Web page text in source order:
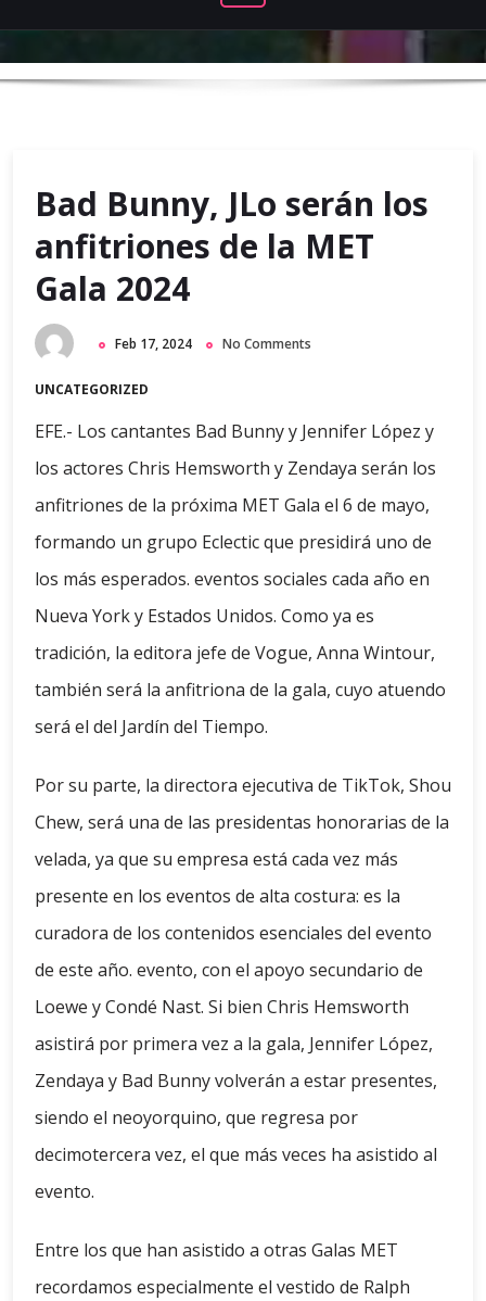
Bad Bunny, JLo serán los
anfitriones de la MET
Gala 2024
Feb 17, 2024 No Comments
UNCATEGORIZED
EFE.- Los cantantes Bad Bunny y Jennifer López y
los actores Chris Hemsworth y Zendaya serán los
anfitriones de la próxima MET Gala el 6 de mayo,
formando un grupo Eclectic que presidirá uno de
los más esperados. eventos sociales cada año en
Nueva York y Estados Unidos. Como ya es
tradición, la editora jefe de Vogue, Anna Wintour,
también será la anfitriona de la gala, cuyo atuendo
será el del Jardín del Tiempo.
Por su parte, la directora ejecutiva de TikTok, Shou
Chew, será una de las presidentas honorarias de la
velada, ya que su empresa está cada vez más
presente en los eventos de alta costura: es la
curadora de los contenidos esenciales del evento
de este año. evento, con el apoyo secundario de
Loewe y Condé Nast. Si bien Chris Hemsworth
asistirá por primera vez a la gala, Jennifer López,
Zendaya y Bad Bunny volverán a estar presentes,
siendo el neoyorquino, que regresa por
decimotercera vez, el que más veces ha asistido al
evento.
Entre los que han asistido a otras Galas MET
recordamos especialmente el vestido de Ralph